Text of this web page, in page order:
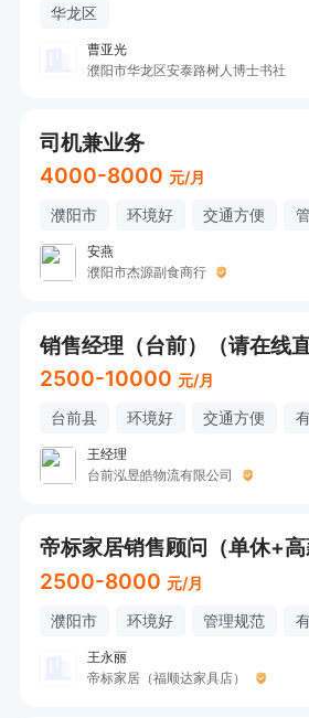
华龙区
曹亚光
濮阳市华龙区安泰路树人博士书社
司机兼业务
4000-8000 元/月
濮阳市 环境好 交通方便
安燕
濮阳市杰源副食商行
2500-10000 元/月
台前县 环境好 交通方便
王经理
台前泓昱皓物流有限公司
帝标家居销售顾问（单休+高
2500-8000 元/月
濮阳市 环境好 管理规范
王永丽
帝标家居（福顺达家具店）